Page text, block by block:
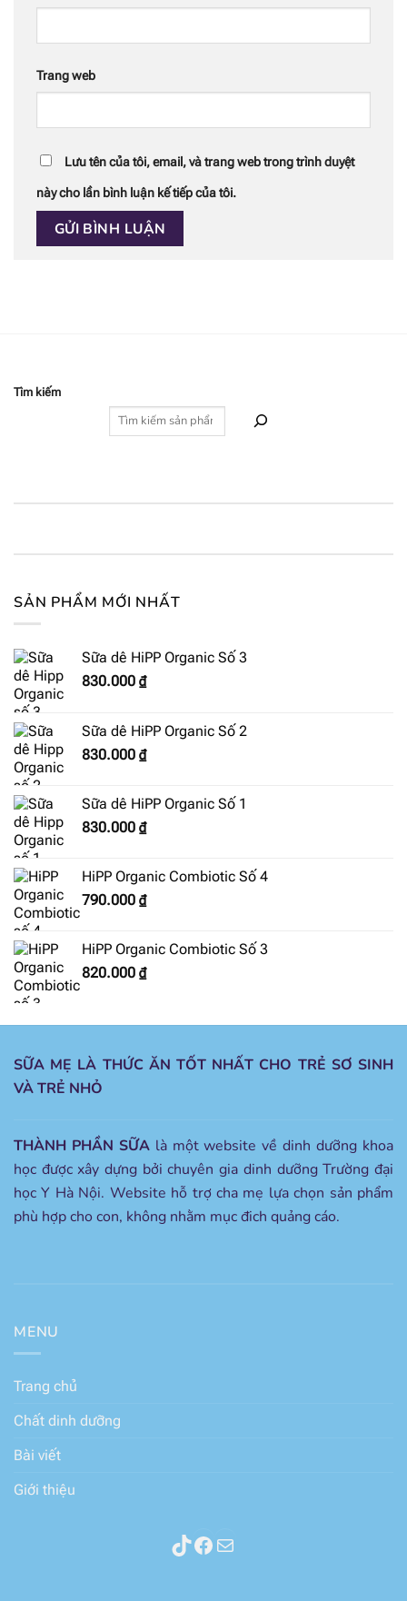
Trang web
Lưu tên của tôi, email, và trang web trong trình duyệt
này cho lần bình luận kế tiếp của tôi.
Tìm kiếm
SẢN PHẨM MỚI NHẤT
Sữa dê HiPP Organic Số 3
830.000 ₫
Sữa dê HiPP Organic Số 2
830.000 ₫
Sữa dê HiPP Organic Số 1
830.000 ₫
HiPP Organic Combiotic Số 4
790.000 ₫
HiPP Organic Combiotic Số 3
820.000 ₫
SỮA MẸ LÀ THỨC ĂN TỐT NHẤT CHO TRẺ SƠ SINH
VÀ TRẺ NHỎ
THÀNH PHẦN SỮA là một website về dinh dưỡng khoa
học được xây dựng bởi chuyên gia dinh dưỡng Trường đại
học Y Hà Nội. Website hỗ trợ cha mẹ lựa chọn sản phẩm
phù hợp cho con, không nhằm mục đich quảng cáo.
MENU
Trang chủ
Chất dinh dưỡng
Bài viết
Giới thiệu
Thành phần sữaFacebook